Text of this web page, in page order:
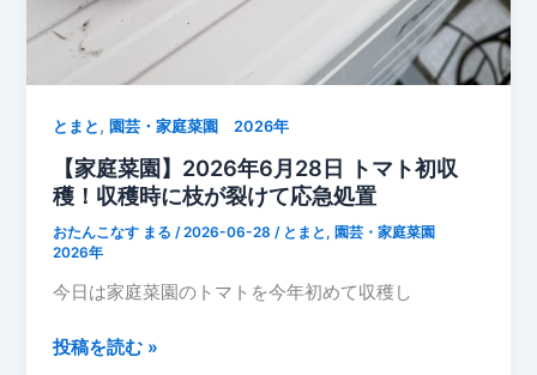
シ
被
続
く
中
で
も、
す
実
とまと ,園芸・家庭菜園 2026年
【家庭菜園】2026年6月28日 トマト初収
穫！収穫時に枝が裂けて応急処置
おたんこなす まる/2026-06-28/ とまと , 園芸・家庭菜園
2026年
今日は家庭菜園のトマトを今年初めて収穫し
【家
投稿を読む »